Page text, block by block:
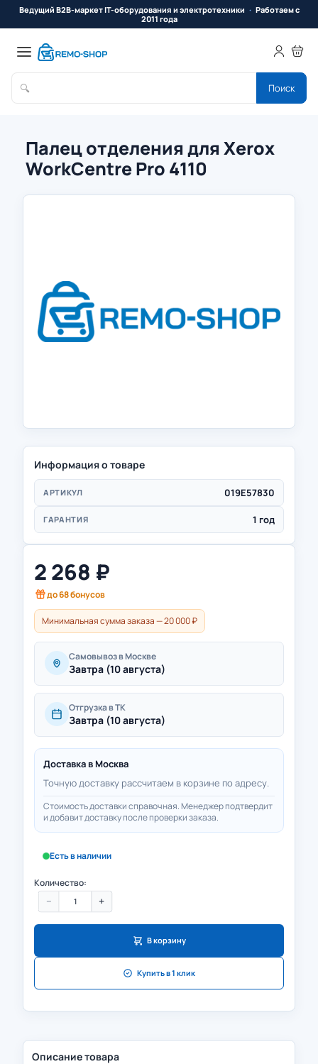
Ведущий B2B-маркет IT-оборудования и электротехники
Работаем с
2011 года
🔍 Поиск
Палец отделения для Xerox
WorkCentre Pro 4110
Информация о товаре
АРТИКУЛ 019E57830
ГАРАНТИЯ 1 год
2 268 ₽
до68бонусов
Минимальная сумма заказа — 20 000 ₽
Самовывоз в Москве
Завтра (10 августа)
Отгрузка в ТК
Завтра (10 августа)
Доставка в Москва
Точную доставку рассчитаем в корзине по адресу.
Стоимость доставки справочная. Менеджер подтвердит
и добавит доставку после проверки заказа.
Есть в наличии
Количество:
− +
В корзину
Купить в 1 клик
Описание товара